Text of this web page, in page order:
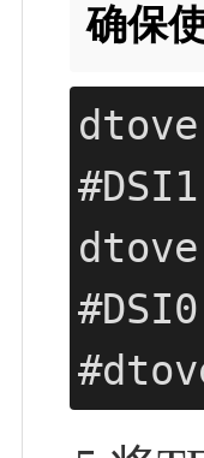
确保